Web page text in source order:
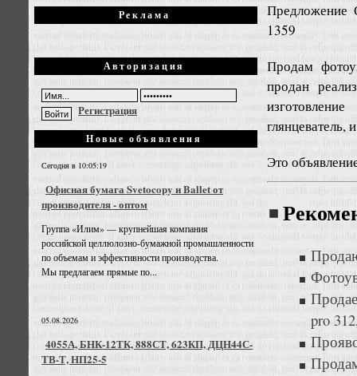
Реклама
Авторизация
Регистрация
Новые объявления
Сегодня в 10:05:19
Офисная бумага Svetocopy и Ballet от
производителя - оптом
Группа «Илим» — крупнейшая компания
российской целлюлозно-бумажной промышленности
по объемам и эффективности производства.
Мы предлагаем прямые по...
05.08.2026
4055А, БНК-12ТК, 888СТ, 623КП, ДЦН44С-
ТВ-Т, НП25-5
Предложение
1359
Продам
продан
Это
pro